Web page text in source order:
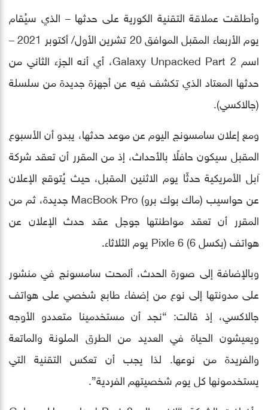
وأطلقت عملاقة التقنية الكورية على حدثها – الذي سيُقام
يوم الأربعاء المقبل الموافق 20 تشرين الأول/ أكتوبر 2021 –
اسم Galaxy Unpacked Part 2، أي أنه الجزء الثاني من
حدثها المعتاد الذي تكشف فيه عن أجهزة جديدة من سلسلة
(جالاكسي).
ومع إعلان سامسونج اليوم عن موعد حدثها، يبدو أن الأسبوع
المقبل سيكون حافلًا بالأحداث، إذ من المقرر أن تعقد شركة
آبل الأمريكية حدثًا يوم الاثنين المقبل، حيث يُتوقع الإعلان
عن حواسيب (ماك بوك برو) MacBook Pro جديدة، ثم من
المقرر أن تعقد مواطنتها جوجل عقد حدث الإعلان عن
هواتف (بكسل 6) Pixle 6 يوم الثلاثاء.
وبالإضافة إلى صورة الحدث، ألمحت سامسونج في منشور
على مدونتها إلى نوع من إضفاء طابع شخصي على هواتف
جالاكسي، إذ قالت: “نجد أن مستخدمينا متعددو الأوجه
ويعيشون الحياة في العديد من الطرق الملونة والماتعة
والفريدة من نوعها. لذا يجب أن تعكس التقنية التي
يستخدمونها كل يوم شخصيتهم الفردية”.